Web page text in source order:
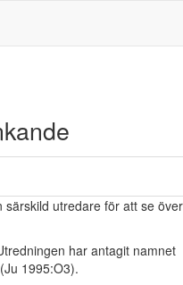
utredare för att se
har antagit namnet
1995:O3).